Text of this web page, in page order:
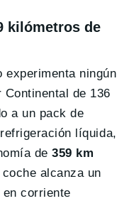
kilómetros de
experimenta ningún
de 136
a un pack de
líquida,
de359 km
alcanza un
corriente